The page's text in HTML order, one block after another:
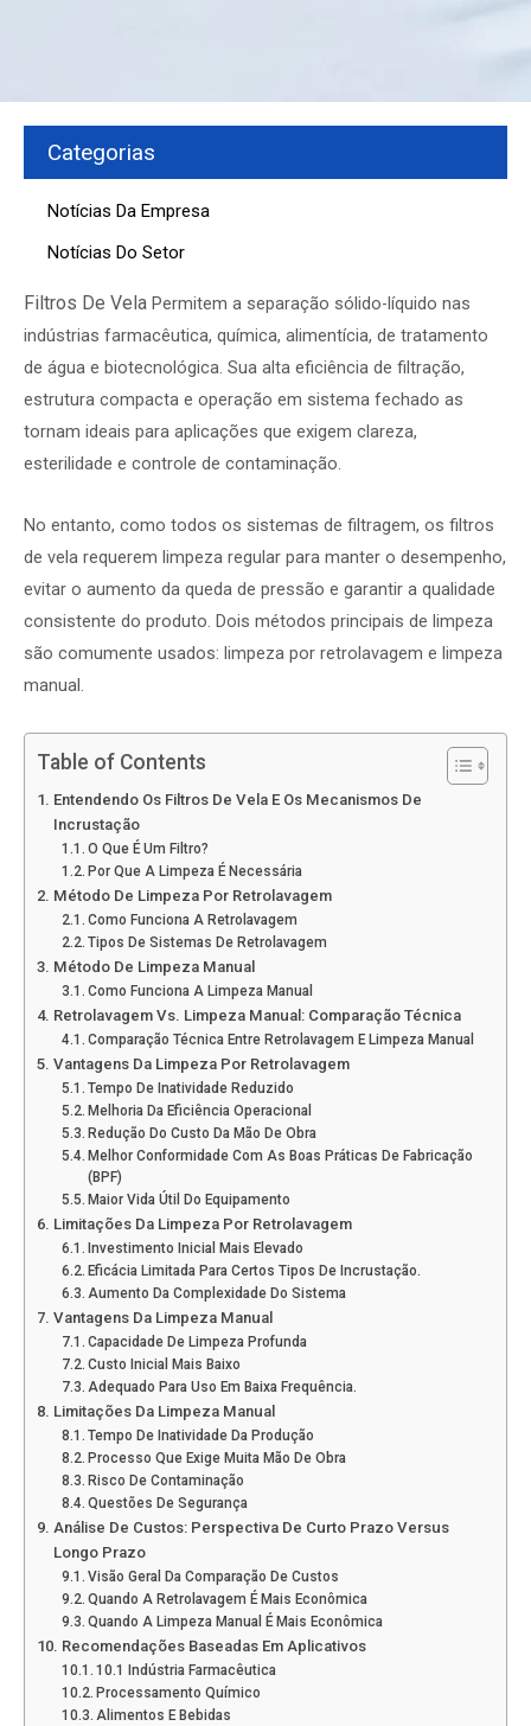
Categorias
Notícias Da Empresa
Notícias Do Setor
Filtros De Vela Permitem a separação sólido-líquido nas
indústrias farmacêutica, química, alimentícia, de tratamento
de água e biotecnológica. Sua alta eficiência de filtração,
estrutura compacta e operação em sistema fechado as
tornam ideais para aplicações que exigem clareza,
esterilidade e controle de contaminação.
No entanto, como todos os sistemas de filtragem, os filtros
de vela requerem limpeza regular para manter o desempenho,
evitar o aumento da queda de pressão e garantir a qualidade
consistente do produto. Dois métodos principais de limpeza
são comumente usados: limpeza por retrolavagem e limpeza
manual.
Table of Contents
Entendendo Os Filtros De Vela E Os Mecanismos De
Incrustação
O Que É Um Filtro?
Por Que A Limpeza É Necessária
Método De Limpeza Por Retrolavagem
Como Funciona A Retrolavagem
Tipos De Sistemas De Retrolavagem
Método De Limpeza Manual
Como Funciona A Limpeza Manual
Retrolavagem Vs. Limpeza Manual: Comparação Técnica
Comparação Técnica Entre Retrolavagem E Limpeza Manual
Vantagens Da Limpeza Por Retrolavagem
Tempo De Inatividade Reduzido
Melhoria Da Eficiência Operacional
Redução Do Custo Da Mão De Obra
Melhor Conformidade Com As Boas Práticas De Fabricação
(BPF)
Maior Vida Útil Do Equipamento
Limitações Da Limpeza Por Retrolavagem
Investimento Inicial Mais Elevado
Eficácia Limitada Para Certos Tipos De Incrustação.
Aumento Da Complexidade Do Sistema
Vantagens Da Limpeza Manual
Capacidade De Limpeza Profunda
Custo Inicial Mais Baixo
Adequado Para Uso Em Baixa Frequência.
Limitações Da Limpeza Manual
Tempo De Inatividade Da Produção
Processo Que Exige Muita Mão De Obra
Risco De Contaminação
Questões De Segurança
Análise De Custos: Perspectiva De Curto Prazo Versus
Longo Prazo
Visão Geral Da Comparação De Custos
Quando A Retrolavagem É Mais Econômica
Quando A Limpeza Manual É Mais Econômica
Recomendações Baseadas Em Aplicativos
10.1 Indústria Farmacêutica
Processamento Químico
Alimentos E Bebidas